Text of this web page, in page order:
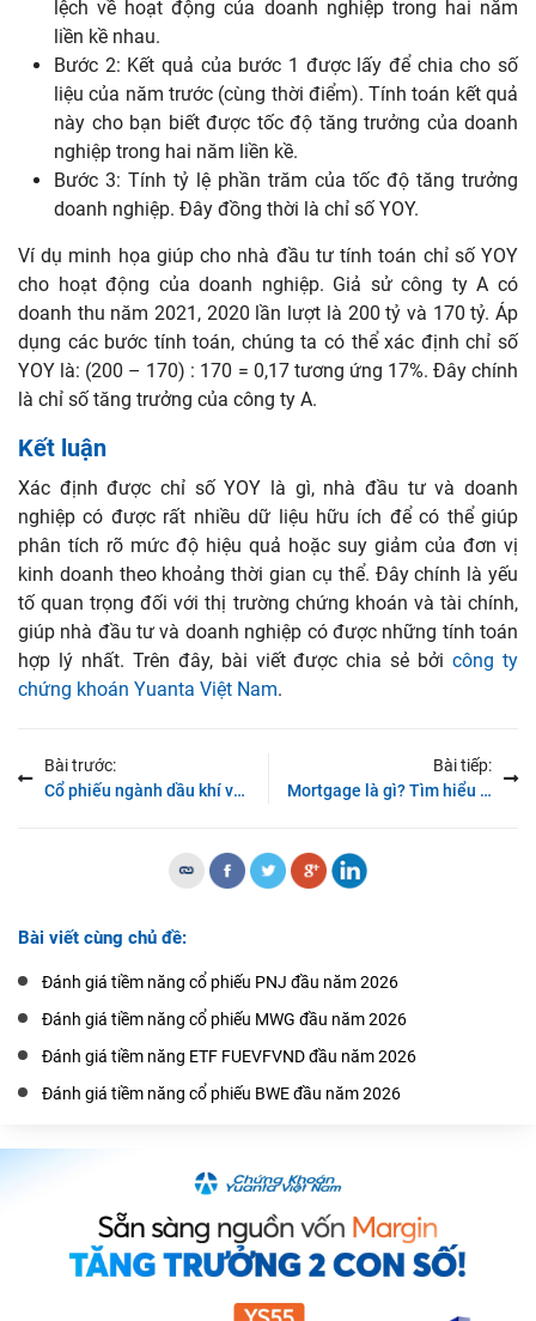
lệch về hoạt động của doanh nghiệp trong hai năm
liền kề nhau.
Bước 2: Kết quả của bước 1 được lấy để chia cho số
liệu của năm trước (cùng thời điểm). Tính toán kết quả
này cho bạn biết được tốc độ tăng trưởng của doanh
nghiệp trong hai năm liền kề.
Bước 3: Tính tỷ lệ phần trăm của tốc độ tăng trưởng
doanh nghiệp. Đây đồng thời là chỉ số YOY.
Ví dụ minh họa giúp cho nhà đầu tư tính toán chỉ số YOY
cho hoạt động của doanh nghiệp. Giả sử công ty A có
doanh thu năm 2021, 2020 lần lượt là 200 tỷ và 170 tỷ. Áp
dụng các bước tính toán, chúng ta có thể xác định chỉ số
YOY là: (200 – 170) : 170 = 0,17 tương ứng 17%. Đây chính
là chỉ số tăng trưởng của công ty A.
Kết luận
Xác định được chỉ số YOY là gì, nhà đầu tư và doanh
nghiệp có được rất nhiều dữ liệu hữu ích để có thể giúp
phân tích rõ mức độ hiệu quả hoặc suy giảm của đơn vị
kinh doanh theo khoảng thời gian cụ thể. Đây chính là yếu
tố quan trọng đối với thị trường chứng khoán và tài chính,
giúp nhà đầu tư và doanh nghiệp có được những tính toán
hợp lý nhất. Trên đây, bài viết được chia sẻ bởicông ty
chứng khoán Yuanta Việt Nam.
Bài trước:
Cổ phiếu ngành dầu khí và một số mã dầu khí tiềm năng tại Việt Nam
Bài tiếp:
Mortgage là gì? Tìm hiểu về đặc điểm và các hình thức phân loại đa dạng
Bài viết cùng chủ đề:
Đánh giá tiềm năng cổ phiếu PNJ đầu năm 2026
Đánh giá tiềm năng cổ phiếu MWG đầu năm 2026
Đánh giá tiềm năng ETF FUEVFVND đầu năm 2026
Đánh giá tiềm năng cổ phiếu BWE đầu năm 2026